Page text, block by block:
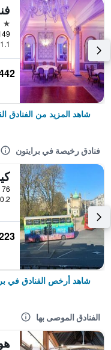
4 نجوم
1.1 كيلومتر عن وسط المدينة
442
شاهد المزيد من الفنادق
فنادق رخيصة في برايتون
0.2 كيلومتر عن وسط المدينة
223
شاهد أرخص الفنادق في
الفنادق الموصى بها